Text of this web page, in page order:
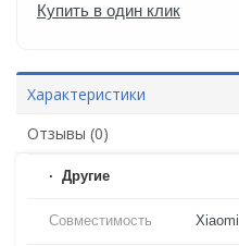
Купить в один клик
Характеристики
Отзывы (0)
Другие
Совместимость Xiaomi